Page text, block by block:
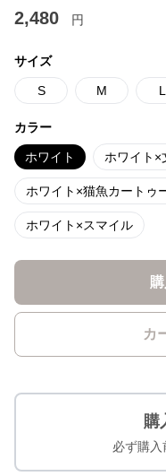
2,480 円
サイズ
S M L
カラー
ホワイト ホワイト×
ホワイト×猫魚カートゥ
ホワイト×スマイル
カ
購
必ず購入